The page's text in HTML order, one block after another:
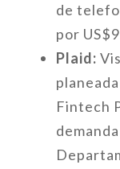
de
por
Plaid:
Fintech